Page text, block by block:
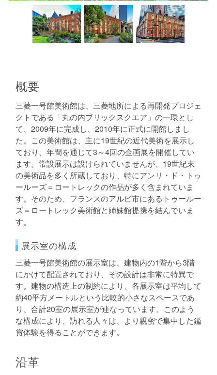
概要
三菱一号館美術館は、三菱地所による再開発プロジェ
クトである「丸の内ブリックスクエア」の一環とし
て、2009年に完成し、2010年に正式に開館しまし
た。この美術館は、主に19世紀の近代美術を展示し
ており、年間を通じて3～4回の企画展を開催してい
ます。常設展示は設けられていませんが、19世紀末
の美術品を多く所蔵しており、特にアンリ・ド・トゥ
ールーズ＝ロートレックの作品が多く含まれていま
す。そのため、フランスのアルビ市にあるトゥールー
ズ＝ロートレック美術館と姉妹館提携を結んでいま
す。
展示室の構成
三菱一号館美術館の展示室は、建物内の1階から3階
にかけて配置されており、その設計は非常に特異で
す。建物の構造上の制約により、各展示室は平均して
約40平方メートルという比較的小さなスペースであ
り、合計20室の展示室が連なっています。このよう
な構成により、訪れる人々は、より親密で集中した鑑
賞体験を得ることができます。
沿革